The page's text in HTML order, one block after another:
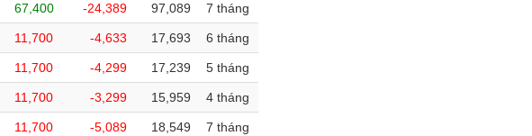
67,400 -24,389 97,089 7 tháng
11,700 -4,633 17,693 6 tháng
11,700 -4,299 17,239 5 tháng
11,700 -3,299 15,959 4 tháng
11,700 -5,089 18,549 7 tháng